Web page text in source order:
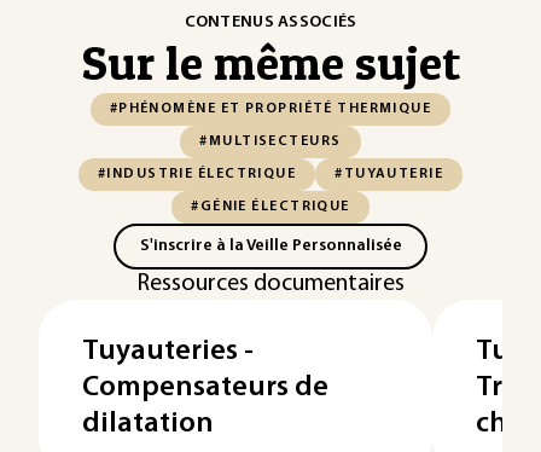
CONTENUS ASSOCIÉS
Sur le même sujet
#PHÉNOMÈNE ET PROPRIÉTÉ THERMIQUE
#MULTISECTEURS
#INDUSTRIE ÉLECTRIQUE #TUYAUTERIE
#GÉNIE ÉLECTRIQUE
S'inscrire à la Veille Personnalisée
Ressources documentaires
Tuyauteries -
Compensateurs de
dilatation